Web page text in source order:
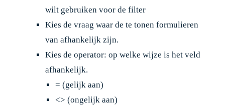
wilt gebruiken voor de filter
Kies de vraag waar de te tonen formulieren
van afhankelijk zijn.
Kies de operator: op welke wijze is het veld
afhankelijk.
= (gelijk aan)
<> (ongelijk aan)